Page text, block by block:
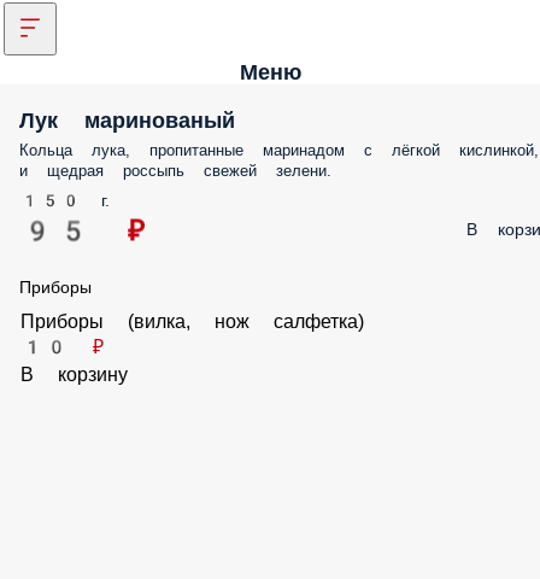
Меню
Лук маринованый
Кольца лука, пропитанные маринадом с лёгкой кислинкой,
и щедрая россыпь свежей зелени.
150 г.
95 ₽ В
Приборы
Приборы (вилка, нож салфетка)
10 ₽
В корзину